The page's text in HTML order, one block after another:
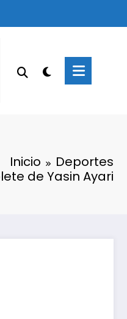
Inicio
Deportes
de Yasin Ayari